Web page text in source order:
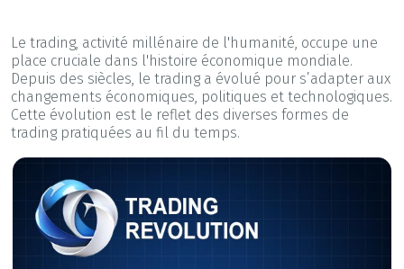
Le trading, activité millénaire de l'humanité, occupe une
place cruciale dans l'histoire économique mondiale.
Depuis des siècles, le trading a évolué pour s’adapter aux
changements économiques, politiques et technologiques.
Cette évolution est le reflet des diverses formes de
trading pratiquées au fil du temps.